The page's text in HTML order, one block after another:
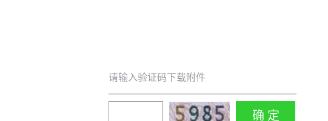
请输入验证码下载附件